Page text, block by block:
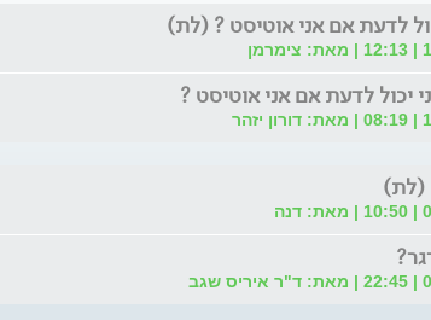
לדעת אם אני אוטיסט ? (לת)
(לת)